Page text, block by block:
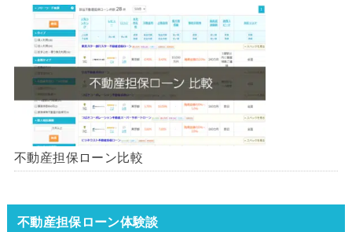
不動産担保ローン比較
不動産担保ローン体験談